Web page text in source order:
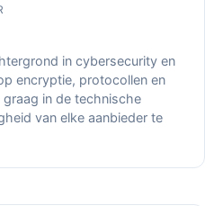
in cybersecurity en
encryptie, protocollen en
in de technische
van elke aanbieder te